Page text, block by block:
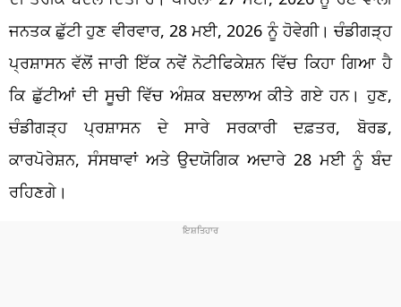
ਜਨਤਕ ਛੁੱਟੀ ਹੁਣ ਵੀਰਵਾਰ, 28 ਮਈ, 2026 ਨੂੰ ਹੋਵੇਗੀ। ਚੰਡੀਗੜ੍ਹ
ਪ੍ਰਸ਼ਾਸਨ ਵੱਲੋਂ ਜਾਰੀ ਇੱਕ ਨਵੇਂ ਨੋਟੀਫਿਕੇਸ਼ਨ ਵਿੱਚ ਕਿਹਾ ਗਿਆ ਹੈ
ਕਿ ਛੁੱਟੀਆਂ ਦੀ ਸੂਚੀ ਵਿੱਚ ਅੰਸ਼ਕ ਬਦਲਾਅ ਕੀਤੇ ਗਏ ਹਨ। ਹੁਣ,
ਚੰਡੀਗੜ੍ਹ ਪ੍ਰਸ਼ਾਸਨ ਦੇ ਸਾਰੇ ਸਰਕਾਰੀ ਦਫ਼ਤਰ, ਬੋਰਡ,
ਕਾਰਪੋਰੇਸ਼ਨ, ਸੰਸਥਾਵਾਂ ਅਤੇ ਉਦਯੋਗਿਕ ਅਦਾਰੇ 28 ਮਈ ਨੂੰ ਬੰਦ
ਰਹਿਣਗੇ।